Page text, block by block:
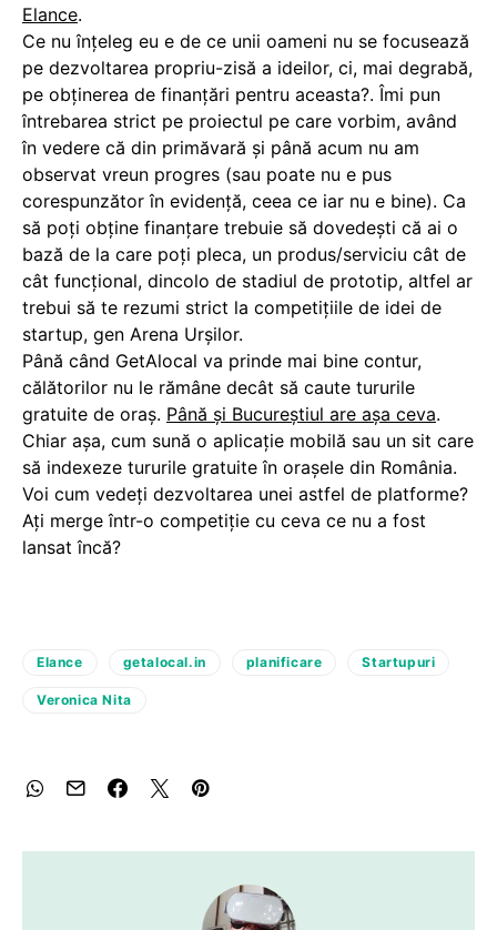
Elance.
Ce nu înţeleg eu e de ce unii oameni nu se focusează
pe dezvoltarea propriu-zisă a ideilor, ci, mai degrabă,
pe obţinerea de finanţări pentru aceasta?. Îmi pun
întrebarea strict pe proiectul pe care vorbim, având
în vedere că din primăvară şi până acum nu am
observat vreun progres (sau poate nu e pus
corespunzător în evidenţă, ceea ce iar nu e bine). Ca
să poţi obţine finanţare trebuie să dovedeşti că ai o
bază de la care poţi pleca, un produs/serviciu cât de
cât funcţional, dincolo de stadiul de prototip, altfel ar
trebui să te rezumi strict la competiţiile de idei de
startup, gen Arena Urşilor.
Până când GetAlocal va prinde mai bine contur,
călătorilor nu le rămâne decât să caute tururile
gratuite de oraş. Până şi Bucureştiul are aşa ceva.
Chiar aşa, cum sună o aplicaţie mobilă sau un sit care
să indexeze tururile gratuite în oraşele din România.
Voi cum vedeţi dezvoltarea unei astfel de platforme?
Aţi merge într-o competiţie cu ceva ce nu a fost
lansat încă?
Elance getalocal.in planificare Startupuri
Veronica Nita